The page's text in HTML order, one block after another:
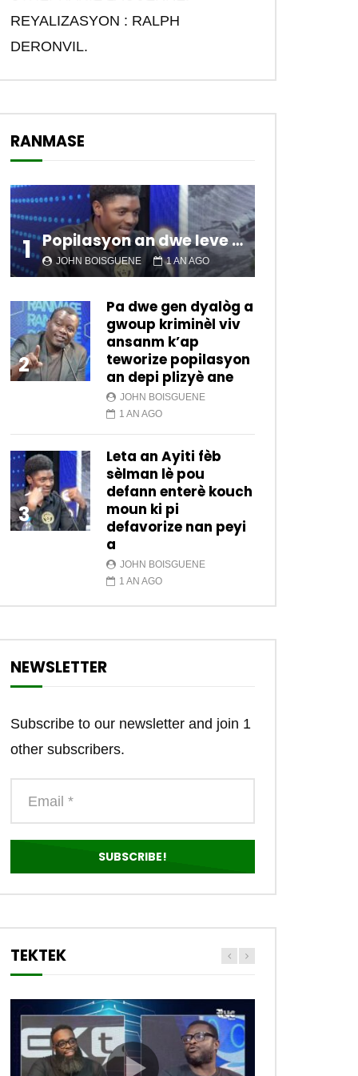
REYALIZASYON : RALPH
DERONVIL.
RANMASE
1 Popilasyon an dwe leve kanpe pou chanje sitiyasyon kawotik l’ap viv nan peyi a.
JOHN BOISGUENE 1 AN AGO
2
Pa dwe gen dyalòg a
gwoup kriminèl viv
ansanm k’ap
teworize popilasyon
an depi plizyè ane
JOHN BOISGUENE
1 AN AGO
3
Leta an Ayiti fèb
sèlman lè pou
defann enterè kouch
moun ki pi
defavorize nan peyi
a
JOHN BOISGUENE
1 AN AGO
NEWSLETTER
Subscribe to our newsletter and join 1
other subscribers.
TEKTEK